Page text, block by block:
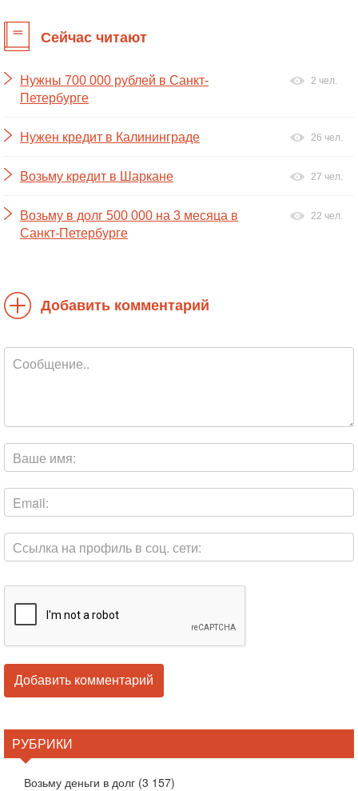
Сейчас читают
Нужны 700 000 рублей в Санкт-
Петербурге
2 чел.
Нужен кредит в Калининграде 26 чел.
Возьму кредит в Шаркане 27 чел.
Возьму в долг 500 000 на 3 месяца в
Санкт-Петербурге
22 чел.
Добавить комментарий
РУБРИКИ
Возьму деньги в долг (3 157)